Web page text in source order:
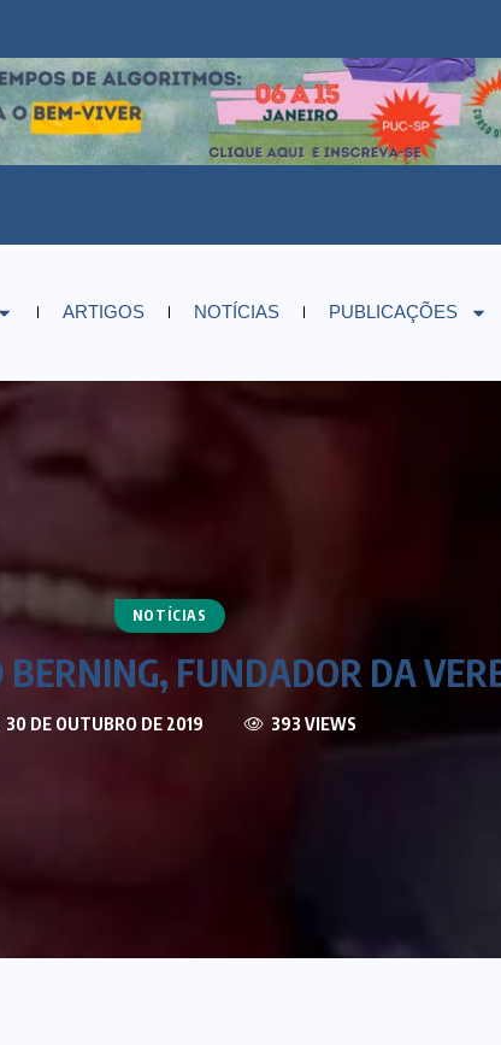
ARTIGOS NOTÍCIAS PUBLICAÇÕES
NOTÍCIAS
FUNDADOR DA
30 DE OUTUBRO DE 2019 393 VIEWS